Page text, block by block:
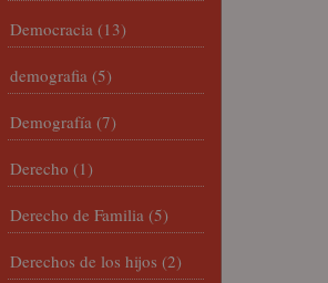
Democracia (13)
demografia (5)
Demografía (7)
Derecho (1)
Derecho de Familia (5)
Derechos de los hijos (2)